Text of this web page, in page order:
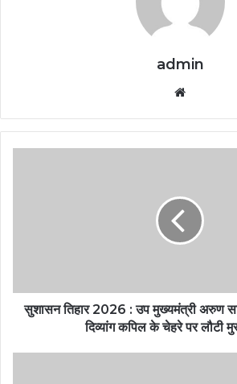
admin
सुशासन तिहार 2026 : उप मुख्यमंत्री अरुण
दिव्यांग कपिल के चेहरे पर लौटी